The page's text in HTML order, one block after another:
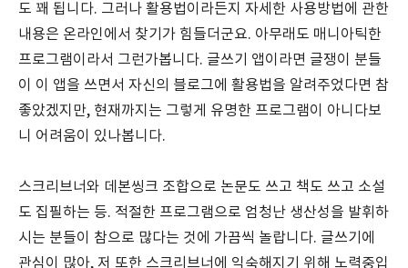
도 꽤 됩니다. 그러나 활용법이라든지 자세한 사용방법에 관한
내용은 온라인에서 찾기가 힘들더군요. 아무래도 매니아틱한
프로그램이라서 그런가봅니다. 글쓰기 앱이라면 글쟁이 분들
이 이 앱을 쓰면서 자신의 블로그에 활용법을 알려주었다면 참
좋았겠지만, 현재까지는 그렇게 유명한 프로그램이 아니다보
니 어려움이 있나봅니다.
스크리브너와 데본씽크 조합으로 논문도 쓰고 책도 쓰고 소설
도 집필하는 등. 적절한 프로그램으로 엄청난 생산성을 발휘하
시는 분들이 참으로 많다는 것에 가끔씩 놀랍니다. 글쓰기에
관심이 많아, 저 또한 스크리브너에 익숙해지기 위해 노력중입